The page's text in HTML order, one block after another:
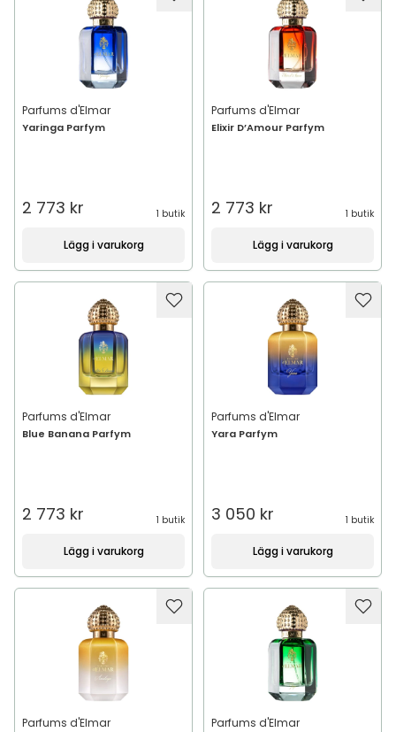
Parfums d'Elmar
Yaringa Parfym
2 773 kr 1 butik
Lägg i varukorg
Parfums d'Elmar
Elixir D’Amour Parfym
2 773 kr 1 butik
Lägg i varukorg
Parfums d'Elmar
Blue Banana Parfym
2 773 kr 1 butik
Lägg i varukorg
Parfums d'Elmar
Yara Parfym
3 050 kr 1 butik
Lägg i varukorg
Parfums d'Elmar Parfums d'Elmar